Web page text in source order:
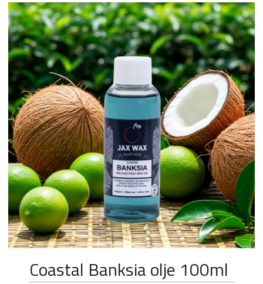
Coastal Banksia olje 100ml